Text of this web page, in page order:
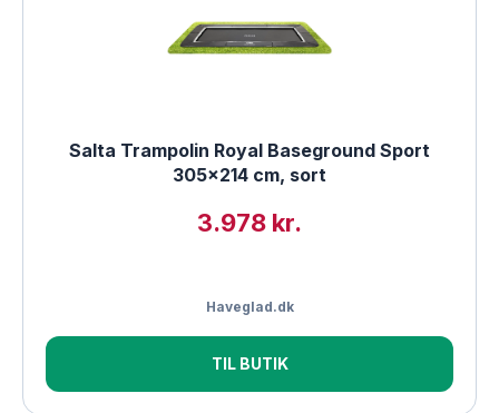
Salta Trampolin Royal Baseground Sport
305×214 cm, sort
3.978 kr.
Haveglad.dk
TIL BUTIK